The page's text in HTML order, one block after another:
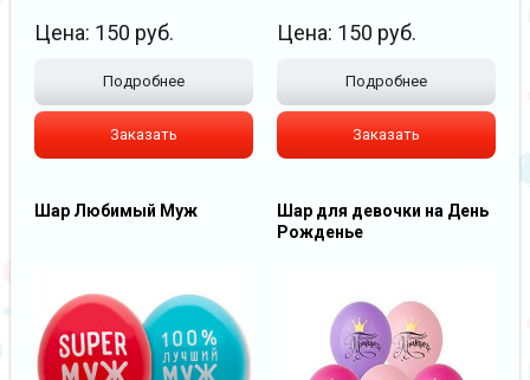
Цена: 150 руб.
Подробнее
Заказать
Цена: 150 руб.
Подробнее
Заказать
Шар Любимый Муж
Шар для девочки на День
Рожденье